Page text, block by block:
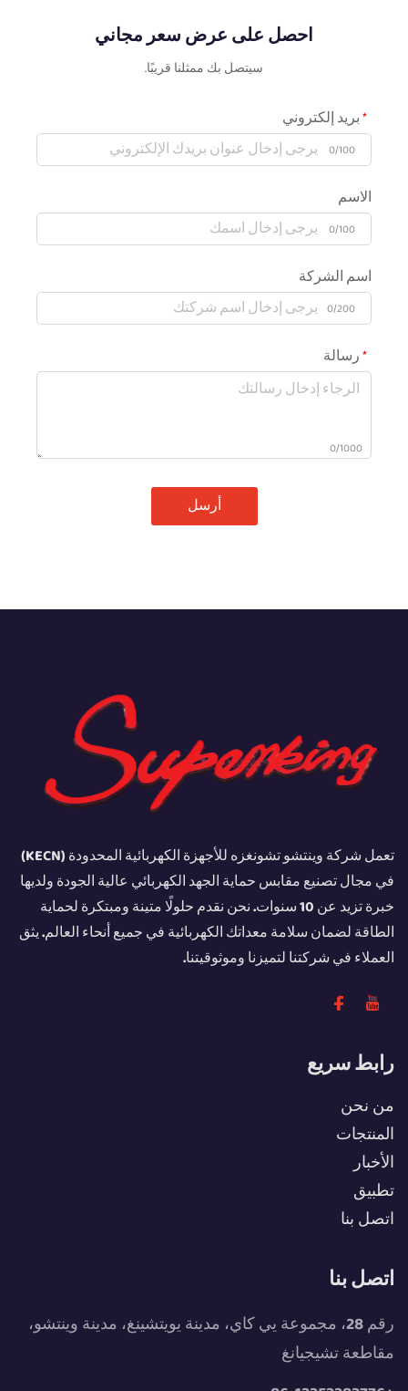
احصل على عرض سعر مجاني
سيتصل بك ممثلنا قريبًا.
بريد إلكتروني
0/100
الاسم
0/100
اسم الشركة
0/200
رسالة
0/1000
أرسل
تعمل شركة وينتشو تشونغزه للأجهزة الكهربائية المحدودة (KECN)
في مجال تصنيع مقابس حماية الجهد الكهربائي عالية الجودة ولديها
خبرة تزيد عن 10 سنوات. نحن نقدم حلولًا متينة ومبتكرة لحماية
الطاقة لضمان سلامة معداتك الكهربائية في جميع أنحاء العالم. يثق
العملاء في شركتنا لتميزنا وموثوقيتنا.
رابط سريع
من نحن
المنتجات
الأخبار
تطبيق
اتصل بنا
اتصل بنا
رقم 28، مجموعة يي كاي، مدينة يويتشينغ، مدينة وينتشو،
مقاطعة تشيجيانغ